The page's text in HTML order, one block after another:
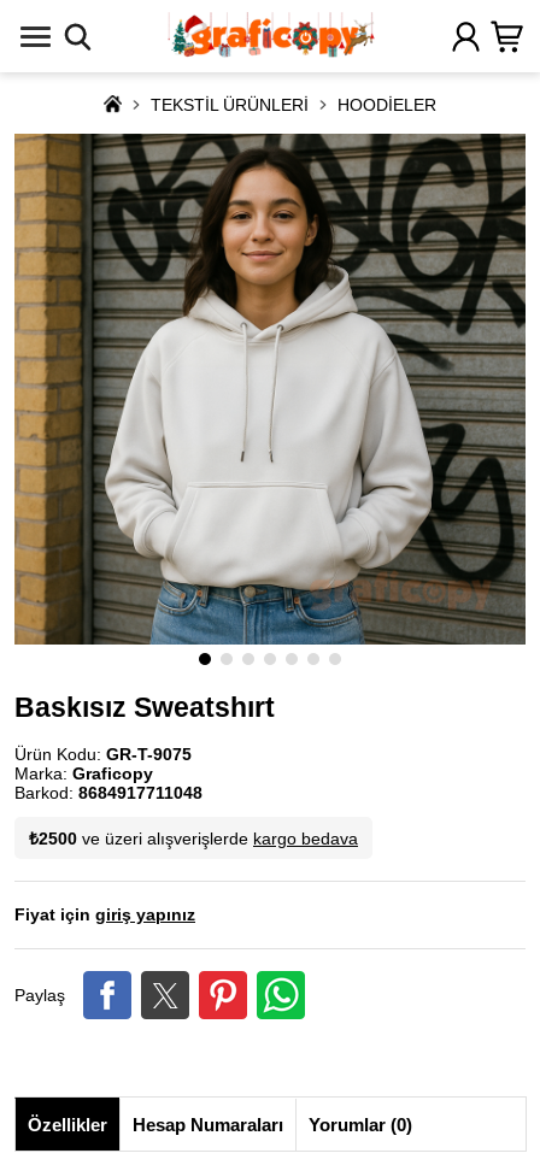
TEKSTİL ÜRÜNLERİ HOODİELER
Baskısız Sweatshırt
Ürün Kodu: GR-T-9075
Marka: Graficopy
Barkod: 8684917711048
₺2500 ve üzeri alışverişlerde kargo bedava
Fiyat için giriş yapınız
Paylaş
Özellikler Hesap Numaraları Yorumlar (0)